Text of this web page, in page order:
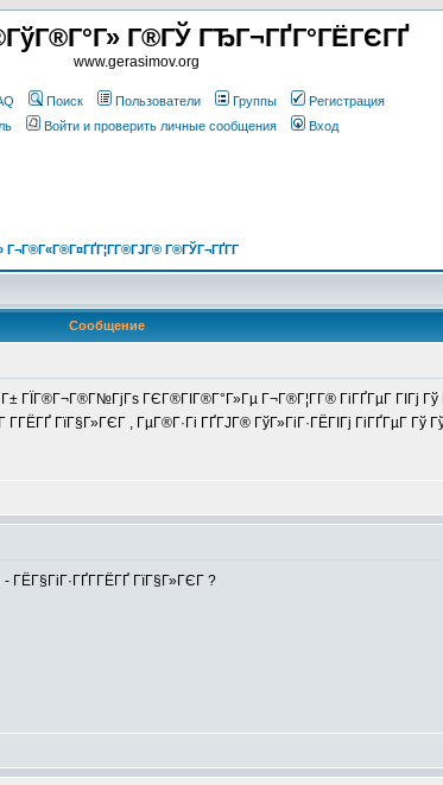
Г®ГЎ ГЂГ¬ГҐГ°ГЁГЄГҐ
www.gerasimov.org
Поиск Пользователи Группы
Регистрация
Войти и проверить личные сообщения Вход
Г¬Г®Г«Г®Г¤ГҐГ¦Г­Г®ГЈГ® Г®ГЎГ¬ГҐГ­Г
Сообщение
ГЇГ®Г¬Г®Г№ГјГѕ ГЄГ®ГІГ®Г°Г»Гµ Г¬Г®Г¦Г­Г® ГіГҐГµГ ГІГј Гў
ГїГ§Г»ГЄГ , ГµГ®Г·Гі ГҐГЈГ® ГўГ»ГіГ·ГЁГІГј ГіГҐГµГ Гў
ГїГ§Г»ГЄГ ?